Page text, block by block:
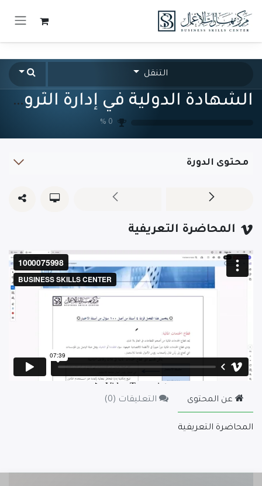
التنقل
الشهادة الدولية في إدارة الثروات والاستثمار- CME4-A
0
%
محتوى الدورة
المحاضرة التعريفية
عن المحتوى التعليقات (0
)
المحاضرة التعريفية